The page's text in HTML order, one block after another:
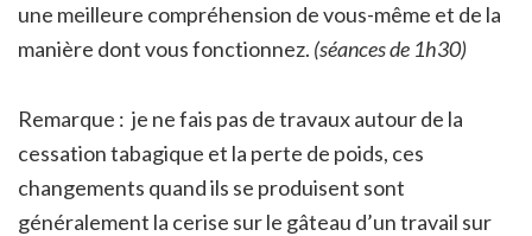
une meilleure compréhension de vous-même et de la
manière dont vous fonctionnez. (séances de 1h30)
Remarque : je ne fais pas de travaux autour de la
cessation tabagique et la perte de poids, ces
changements quand ils se produisent sont
généralement la cerise sur le gâteau d’un travail sur